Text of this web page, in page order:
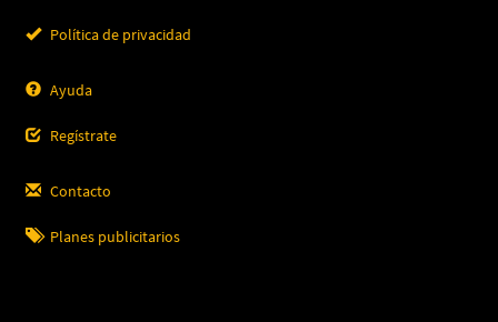
Política de privacidad
Ayuda
Regístrate
Contacto
Planes publicitarios